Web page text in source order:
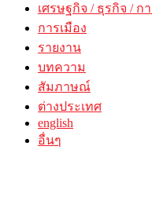
เศรษฐกิจ / ธุรกิจ / ก
การเมือง
รายงาน
บทความ
สัมภาษณ์
ต่างประเทศ
english
อื่นๆ